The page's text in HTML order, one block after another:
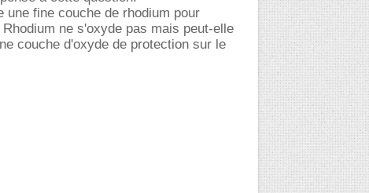
une fine couche de rhodium pour
ne s'oxyde pas mais peut-elle
couche d'oxyde de protection sur le